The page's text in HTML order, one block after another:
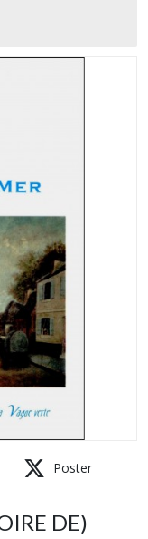
Poster
DE)